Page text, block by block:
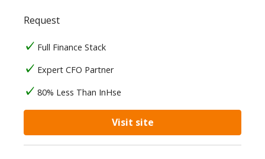
Request
Full Finance Stack
Expert CFO Partner
80% Less Than InHse
Visit site